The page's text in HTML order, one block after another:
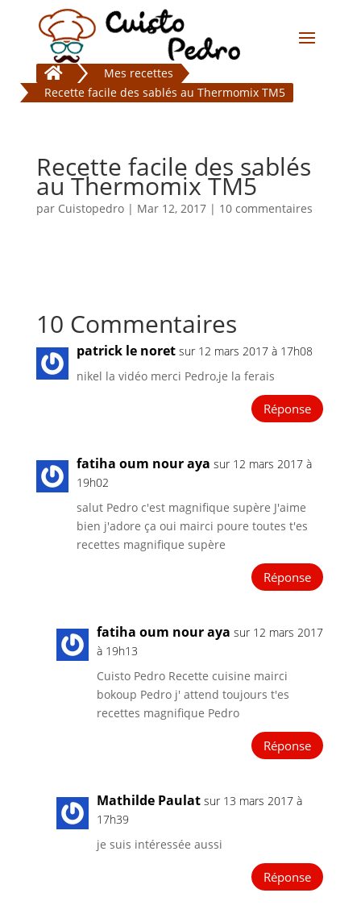

Mes recettes
Recette facile des sablés au Thermomix TM5
Recette facile des sablés
au Thermomix TM5
par Cuistopedro| Mar 12, 2017| 10 commentaires
10 Commentaires
patrick le noret sur 12 mars 2017 à 17h08
nikel la vidéo merci Pedro,je la ferais
Réponse
fatiha oum nour aya sur 12 mars 2017 à
19h02
salut Pedro c'est magnifique supère J'aime
bien j'adore ça oui mairci poure toutes t'es
recettes magnifique supère
Réponse
fatiha oum nour aya sur 12 mars 2017
à 19h13
Cuisto Pedro Recette cuisine mairci
bokoup Pedro j' attend toujours t'es
recettes magnifique Pedro
Réponse
Mathilde Paulat sur 13 mars 2017 à
17h39
je suis intéressée aussi
Réponse